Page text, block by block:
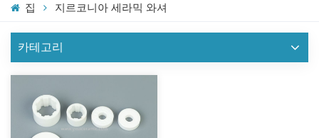
집 지르코니아 세라믹 와셔
카테고리